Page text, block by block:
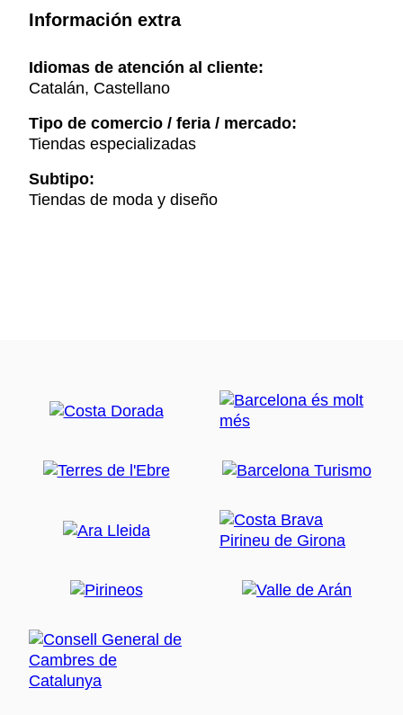
Información extra
Idiomas de atención al cliente:
Catalán, Castellano
Tipo de comercio / feria / mercado:
Tiendas especializadas
Subtipo:
Tiendas de moda y diseño